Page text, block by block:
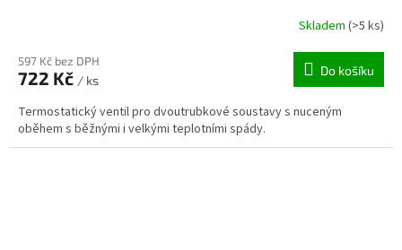
Skladem (>5 ks)
597 Kč bez DPH
722 Kč / ks
Do košíku
Termostatický ventil pro dvoutrubkové soustavy s nuceným
oběhem s běžnými i velkými teplotními spády.